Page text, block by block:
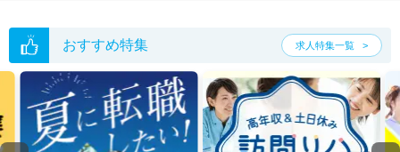
おすすめ特集 求人特集一覧